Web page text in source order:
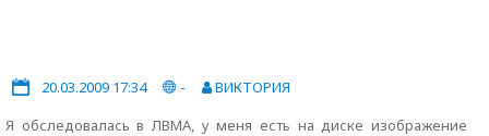
20.03.2009 17:34 -
ВИКТОРИЯ
Я обследовалась в ЛВМА, у меня есть на диске изображение